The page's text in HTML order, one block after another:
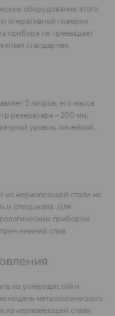
оборудование этого
оперативной поверки
прибора не превышает
стандартам.
5 литров, его масса
резервуара – 200 мм,
уровня, линейкой,
из нержавеющей стали не
и спецшкала. Для
прибором
нижний слив.
из углеродистой и
модель метрологического
из нержавеющей стали.